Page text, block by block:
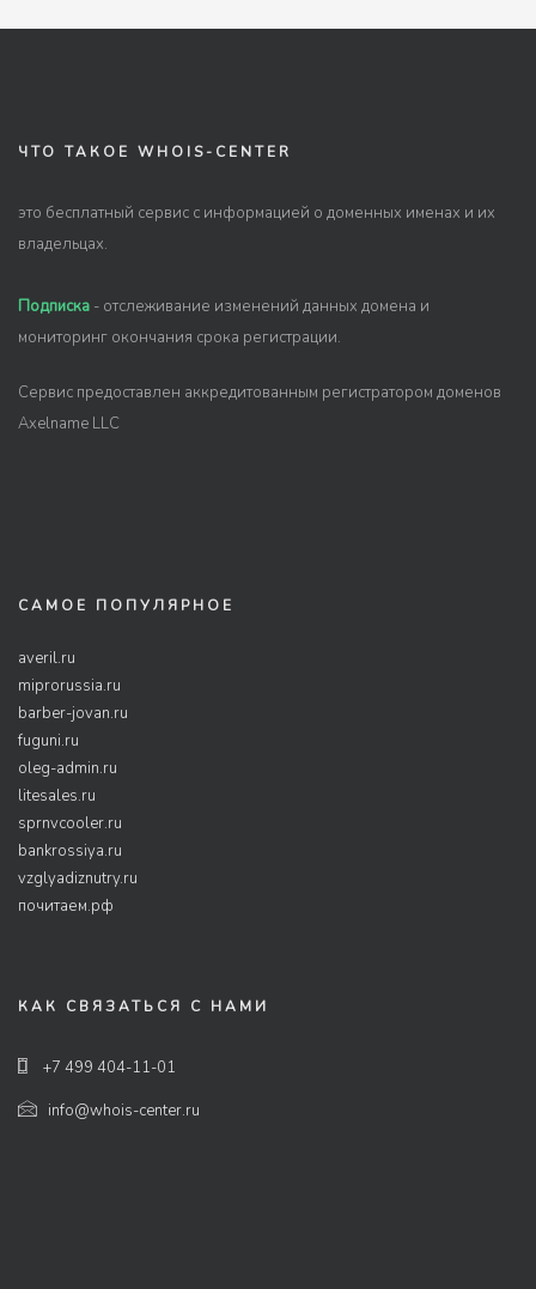
ЧТО ТАКОЕ WHOIS-CENTER
это бесплатный сервис с информацией о доменных именах и их
владельцах.
Подписка - отслеживание изменений данных домена и
мониторинг окончания срока регистрации.
Сервис предоставлен аккредитованным регистратором доменов
Axelname LLC
САМОЕ ПОПУЛЯРНОЕ
averil.ru
miprorussia.ru
barber-jovan.ru
fuguni.ru
oleg-admin.ru
litesales.ru
sprnvcooler.ru
bankrossiya.ru
vzglyadiznutry.ru
почитаем.рф
КАК СВЯЗАТЬСЯ С НАМИ
+7 499 404-11-01
info@whois-center.ru